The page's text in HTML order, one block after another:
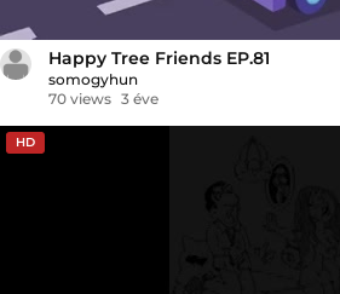
Happy Tree Friends EP.81
somogyhun
70 views 3 éve
HD